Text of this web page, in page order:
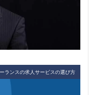
ランスの求人サービスの選び方